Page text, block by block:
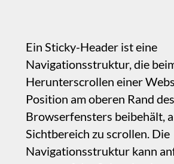
Browserfensters beibehält, anstatt aus dem
Sichtbereich zu scrollen. Die
Navigationsstruktur kann anfangs weiter
unten auf der Seite platziert sein. Es
Element, und wenn Ihre Website viele
Inhalte hat, sollten Sie wahrscheinlich
zumindest eine einfache Variante davon
umsetzen, etwa eine Navigationsleiste mit
einem Menü.